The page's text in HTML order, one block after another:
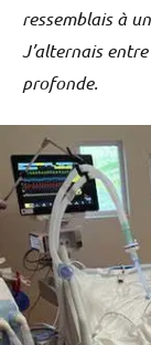
ressemblais à
J’alternais
profonde.